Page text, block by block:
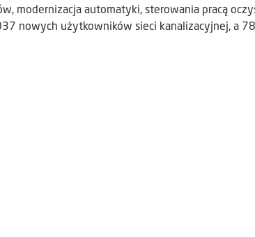
modernizacja automatyki, sterowania pracą
nowych użytkowników sieci kanalizacyjnej, a